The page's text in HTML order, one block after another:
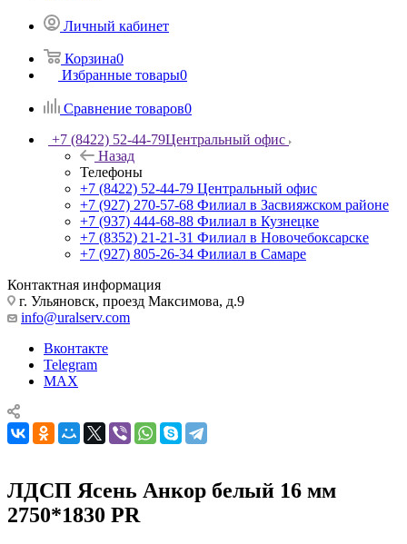
Личный кабинет
Корзина0
Избранные товары0
Сравнение товаров0
+7 (8422) 52-44-79Центральный офис
Назад
Телефоны
+7 (8422) 52-44-79 Центральный офис
+7 (927) 270-57-68 Филиал в Засвияжском районе
+7 (937) 444-68-88 Филиал в Кузнецке
+7 (8352) 21-21-31 Филиал в Новочебоксарске
+7 (927) 805-26-34 Филиал в Самаре
Контактная информация
г. Ульяновск, проезд Максимова, д.9
info@uralserv.com
Вконтакте
Telegram
MAX
ЛДСП Ясень Анкор белый 16 мм
2750*1830 PR